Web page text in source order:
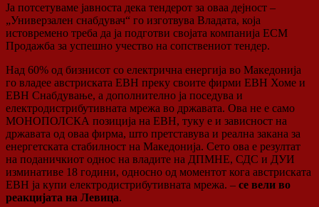
Ја потсетуваме јавноста дека тендерот за оваа дејност –
„Универзален снабдувач“ го изготвува Владата, која
истовремено треба да ја подготви својата компанија ЕСМ
Продажба за успешно учество на сопствениот тендер.
Над 60% од бизнисот со електрична енергија во Македонија
го владее австриската ЕВН преку своите фирми ЕВН Хоме и
ЕВН Снабдување, а дополнително ја поседува и
електродистрибутивната мрежа во државата. Ова не е само
МОНОПОЛСКА позиција на ЕВН, туку е и зависност на
државата од оваа фирма, што претставува и реална закана за
енергетската стабилност на Македонија. Сето ова е резултат
на поданичкиот однос на владите на ДПМНЕ, СДС и ДУИ
изминативе 18 години, односно од моментот кога австриската
ЕВН ја купи електродистрибутивната мрежа. – се вели во
реакцијата на Левица.